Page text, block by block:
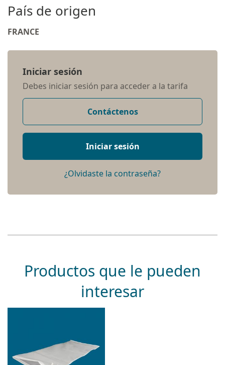
País de origen
FRANCE
Iniciar sesión
Debes iniciar sesión para acceder a la tarifa
Contáctenos
Iniciar sesión
¿Olvidaste la contraseña?
Productos que le pueden
interesar